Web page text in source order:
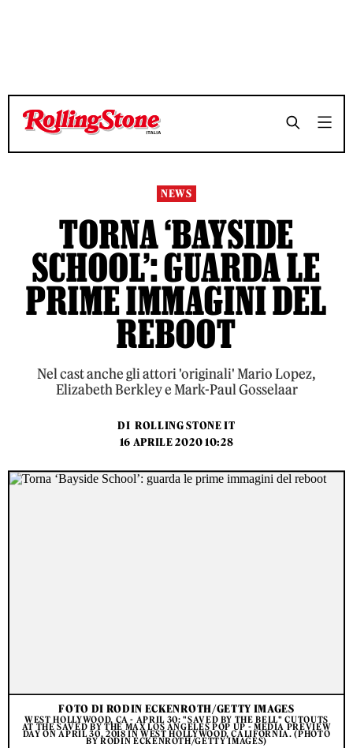
TEMPO DI LETTURA 3 MINUTI SHARE
TEMPO DI LETTURA 3 MINUTI SHARE
NEWS
TORNA ‘BAYSIDE
SCHOOL’: GUARDA LE
PRIME IMMAGINI DEL
REBOOT
Nel cast anche gli attori 'originali' Mario Lopez,
Elizabeth Berkley e Mark-Paul Gosselaar
DI ROLLING STONE IT
16 APRILE 2020 10:28
FOTO DI RODIN ECKENROTH/GETTY IMAGES
WEST HOLLYWOOD, CA - APRIL 30: "SAVED BY THE BELL" CUTOUTS
AT THE SAVED BY THE MAX LOS ANGELES POP UP - MEDIA PREVIEW
DAY ON APRIL 30, 2018 IN WEST HOLLYWOOD, CALIFORNIA. (PHOTO
BY RODIN ECKENROTH/GETTY IMAGES)